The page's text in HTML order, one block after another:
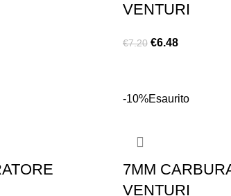
VENTURI
€7.20 €6.48
-10%Esaurito
7MM
VENTURI